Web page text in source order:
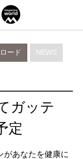
NEWS
ード
ガッテ
定
あなたを健康に